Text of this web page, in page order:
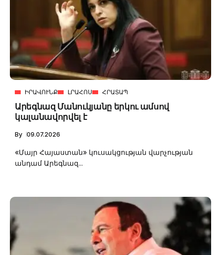
ԻՐԱՎՈՒՆՔ ԼՐԱՀՈՍ ՀՐԱՏԱՊ
Արեգնազ Մանուկյանը երկու ամսով
կալանավորվել է
By 09.07.2026
«Մայր Հայաստան» կուսակցության վարչության
անդամ Արեգնազ...